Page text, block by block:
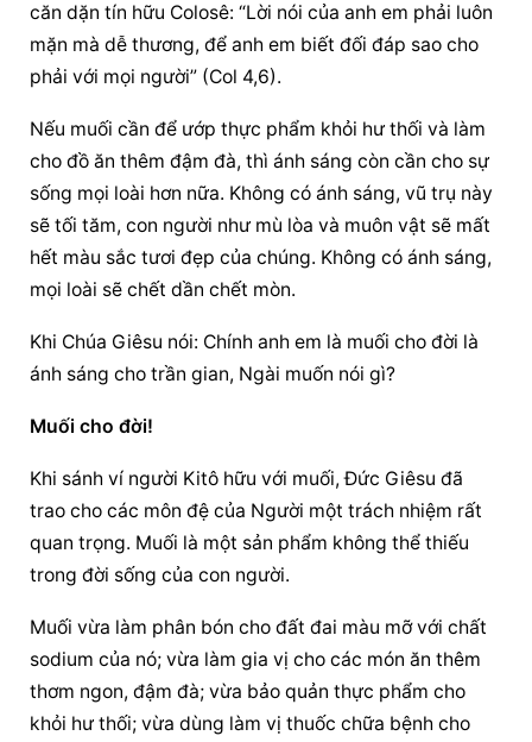
căn dặn tín hữu Colosê: “Lời nói của anh em phải luôn
mặn mà dễ thương, để anh em biết đối đáp sao cho
phải với mọi người” (Col 4,6).
Nếu muối cần để ướp thực phẩm khỏi hư thối và làm
cho đồ ăn thêm đậm đà, thì ánh sáng còn cần cho sự
sống mọi loài hơn nữa. Không có ánh sáng, vũ trụ này
sẽ tối tăm, con người như mù lòa và muôn vật sẽ mất
hết màu sắc tươi đẹp của chúng. Không có ánh sáng,
mọi loài sẽ chết dần chết mòn.
Khi Chúa Giêsu nói: Chính anh em là muối cho đời là
ánh sáng cho trần gian, Ngài muốn nói gì?
Muối cho đời!
Khi sánh ví người Kitô hữu với muối, Đức Giêsu đã
trao cho các môn đệ của Người một trách nhiệm rất
quan trọng. Muối là một sản phẩm không thể thiếu
trong đời sống của con người.
Muối vừa làm phân bón cho đất đai màu mỡ với chất
sodium của nó; vừa làm gia vị cho các món ăn thêm
thơm ngon, đậm đà; vừa bảo quản thực phẩm cho
khỏi hư thối; vừa dùng làm vị thuốc chữa bệnh cho